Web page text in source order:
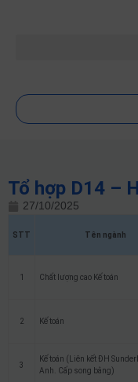
Tổ hợp D14 –
27/10/2025
STT Tên ngành
1 Chất lượng cao Kế toán
2 Kế toán
3
Kế toán (Liên kết ĐH
Anh. Cấp song bằng)